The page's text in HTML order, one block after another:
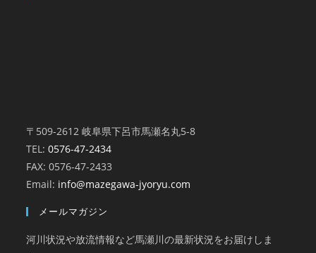
〒509-2612 岐阜県下呂市馬瀬名丸5-8
TEL:0576-47-2434
FAX: 0576-47-2433
Email: info@mazegawa-jyoryu.com
メールマガジン
河川状況や放流情報など馬瀬川の最新状況をお届けしま